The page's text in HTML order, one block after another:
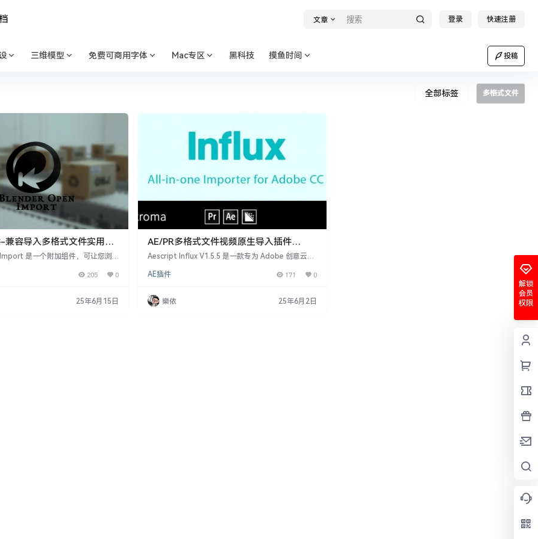
文章 登录 快速注册
三维模型 免费可商用字体 Mac专区 黑科技 摸鱼时间 投稿
全部标签 多格式文件
兼容导入多格式文件实用插
V1.1.0
是一个附加组件，可让您浏
的文件是什么文件类型，从而节省
FBX、GLB、GLTF、OBJ、MT
ABC、PLY、STL、BVH、SVG、P
205 0
25年6月15日
AE/PR多格式文件视频原生导入插件
Aescript Influx
Aescript Influx V1.5.5 是一款专为 Adobe 创意云应
ncoder）设计的一站式原生导入插件。它支持广泛的
视频和音频文件，极大地提升了视频编辑和后期制作
的效率。 AE/PR功能特点 支持多种格式和编码：兼
AE插件 171 0
樂依 25年6月2日
解锁
会员
权限